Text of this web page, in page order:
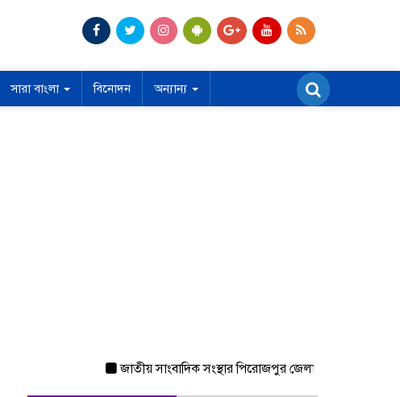
সারা বাংলা বিনোদন অন্যান্য
জাতীয় সাংবাদিক সংস্থার পিরোজপুর জেলা কমিটি অনুমোদন